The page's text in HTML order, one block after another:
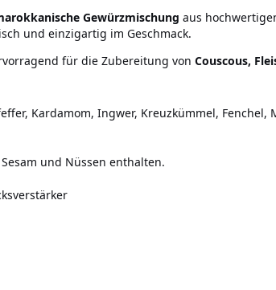
Gewürzmischung aus
und einzigartig im Geschmack.
für die Zubereitung von Couscous,
Kardamom, Ingwer, Kreuzkümmel, Fenchel,
und Nüssen enthalten.